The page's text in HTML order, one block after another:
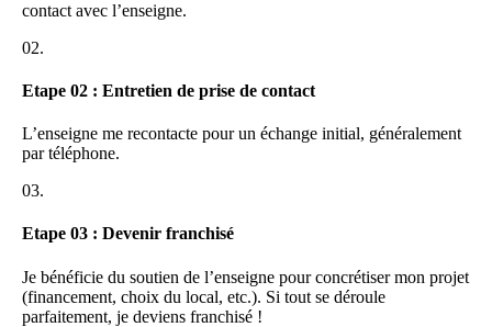
contact avec l’enseigne.
02.
Etape 02 : Entretien de prise de contact
L’enseigne me recontacte pour un échange initial, généralement
par téléphone.
03.
Etape 03 : Devenir franchisé
Je bénéficie du soutien de l’enseigne pour concrétiser mon projet
(financement, choix du local, etc.). Si tout se déroule
parfaitement, je deviens franchisé !